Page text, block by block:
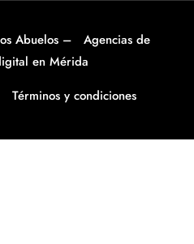
Abuelos –
Agencias de
en Mérida
Términos y condiciones